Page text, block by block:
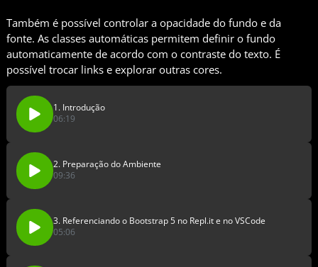
Também é possível controlar a opacidade do fundo e da
fonte. As classes automáticas permitem definir o fundo
automaticamente de acordo com o contraste do texto. É
possível trocar links e explorar outras cores.
1. Introdução
06:19
2. Preparação do Ambiente
09:36
3. Referenciando o Bootstrap 5 no Repl.it e no VSCode
05:06